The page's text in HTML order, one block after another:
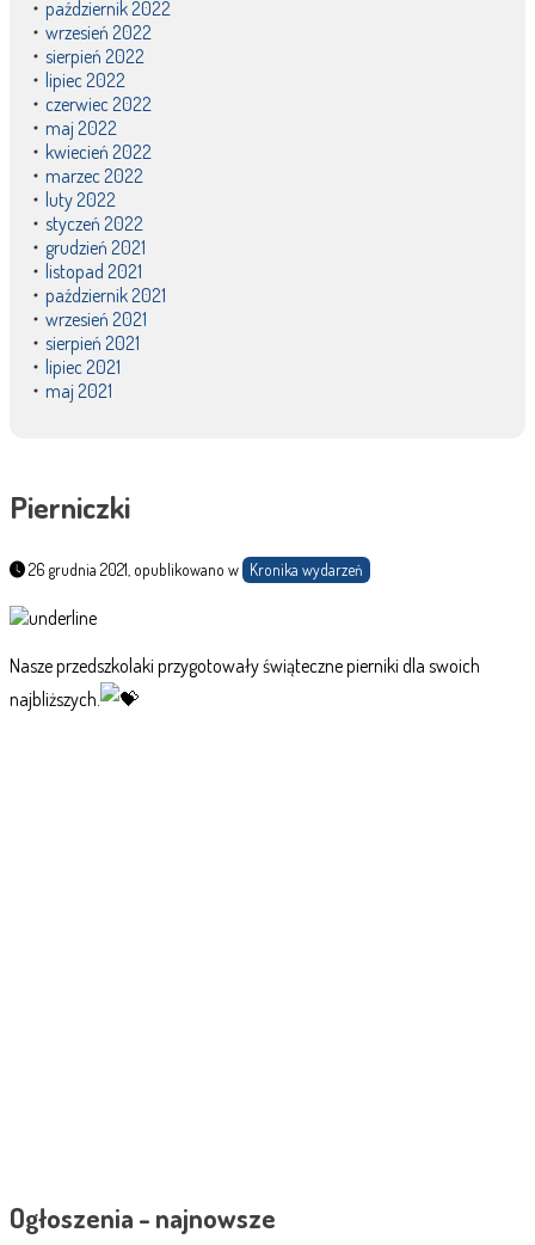
październik 2022
wrzesień 2022
sierpień 2022
lipiec 2022
czerwiec 2022
maj 2022
kwiecień 2022
marzec 2022
luty 2022
styczeń 2022
grudzień 2021
listopad 2021
październik 2021
wrzesień 2021
sierpień 2021
lipiec 2021
maj 2021
Pierniczki
26 grudnia 2021, opublikowano w Kronika wydarzeń
Nasze przedszkolaki przygotowały świąteczne pierniki dla swoich
najbliższych.
Ogłoszenia - najnowsze